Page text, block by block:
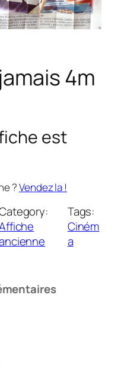
4m
est
?Vendez la !
Tags:
Ciném
a